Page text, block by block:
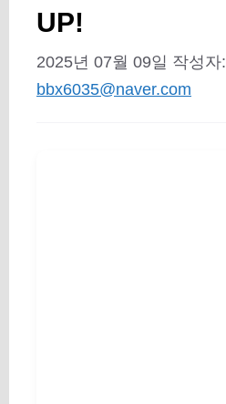
UP!
2025년 07월 09일 작성자:
bbx6035@naver.com